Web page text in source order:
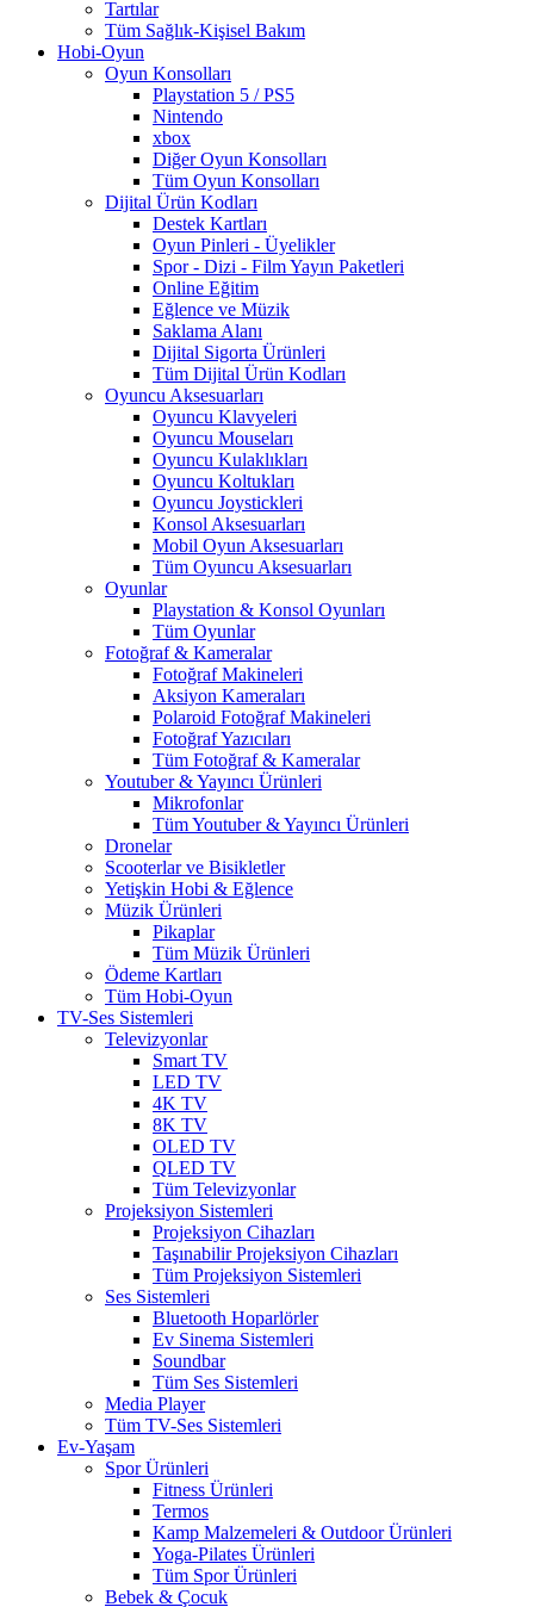
Tartılar
Tüm Sağlık-Kişisel Bakım
Hobi-Oyun
Oyun Konsolları
Playstation 5 / PS5
Nintendo
xbox
Diğer Oyun Konsolları
Tüm Oyun Konsolları
Dijital Ürün Kodları
Destek Kartları
Oyun Pinleri - Üyelikler
Spor - Dizi - Film Yayın Paketleri
Online Eğitim
Eğlence ve Müzik
Saklama Alanı
Dijital Sigorta Ürünleri
Tüm Dijital Ürün Kodları
Oyuncu Aksesuarları
Oyuncu Klavyeleri
Oyuncu Mouseları
Oyuncu Kulaklıkları
Oyuncu Koltukları
Oyuncu Joystickleri
Konsol Aksesuarları
Mobil Oyun Aksesuarları
Tüm Oyuncu Aksesuarları
Oyunlar
Playstation & Konsol Oyunları
Tüm Oyunlar
Fotoğraf & Kameralar
Fotoğraf Makineleri
Aksiyon Kameraları
Polaroid Fotoğraf Makineleri
Fotoğraf Yazıcıları
Tüm Fotoğraf & Kameralar
Youtuber & Yayıncı Ürünleri
Mikrofonlar
Tüm Youtuber & Yayıncı Ürünleri
Dronelar
Scooterlar ve Bisikletler
Yetişkin Hobi & Eğlence
Müzik Ürünleri
Pikaplar
Tüm Müzik Ürünleri
Ödeme Kartları
Tüm Hobi-Oyun
TV-Ses Sistemleri
Televizyonlar
Smart TV
LED TV
4K TV
8K TV
OLED TV
QLED TV
Tüm Televizyonlar
Projeksiyon Sistemleri
Projeksiyon Cihazları
Taşınabilir Projeksiyon Cihazları
Tüm Projeksiyon Sistemleri
Ses Sistemleri
Bluetooth Hoparlörler
Ev Sinema Sistemleri
Soundbar
Tüm Ses Sistemleri
Media Player
Tüm TV-Ses Sistemleri
Ev-Yaşam
Spor Ürünleri
Fitness Ürünleri
Termos
Kamp Malzemeleri & Outdoor Ürünleri
Yoga-Pilates Ürünleri
Tüm Spor Ürünleri
Bebek & Çocuk